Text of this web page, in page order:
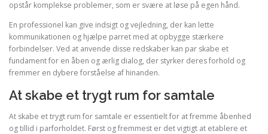
opstår komplekse problemer, som er svære at løse på egen hånd.
En professionel kan give indsigt og vejledning, der kan lette
kommunikationen og hjælpe parret med at opbygge stærkere
forbindelser. Ved at anvende disse redskaber kan par skabe et
fundament for en åben og ærlig dialog, der styrker deres forhold og
fremmer en dybere forståelse af hinanden.
At skabe et trygt rum for samtale
At skabe et trygt rum for samtale er essentielt for at fremme åbenhed
og tillid i parforholdet. Først og fremmest er det vigtigt at etablere et